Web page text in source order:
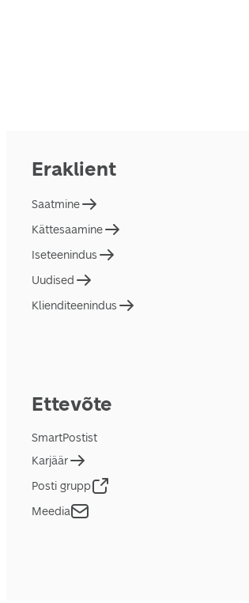
Eraklient
Saatmine
Kättesaamine
Iseteenindus
Uudised
Klienditeenindus
Ettevõte
SmartPostist
Karjäär
Posti grupp
Meedia